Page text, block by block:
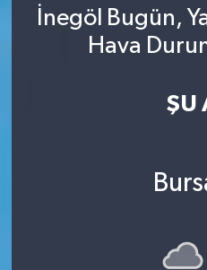
İnegöl Bugün,
Hava
ŞU
Süper Lig Puan